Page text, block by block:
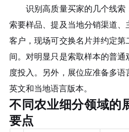
识别高质量买家的几个线索
索要样品、提及当地分销渠道
客户，现场可交换名片并约定
间。对明显只是索取样本的普
度投入。另外，展位应准备多
英文和当地语言版本。
不同农业细分领域的
要点